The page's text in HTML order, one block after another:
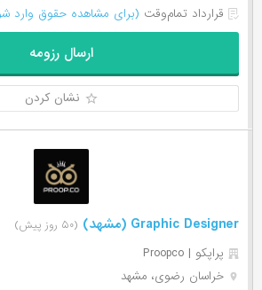
قرارداد تمام‌وقت (برای مشاهده حقوق وارد
ارسال رزومه
نشان کردن
Graphic Designer (مشهد) (۵۰ روز پیش)
پراپکو | Proopco
خراسان رضوی، مشهد